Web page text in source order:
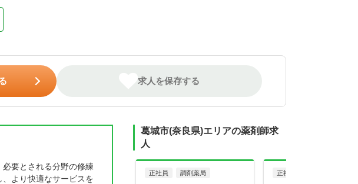
求人を保存する
要とされる分野の修練
より快適なサービスを
葛城市(奈良県)エリアの薬剤師求
人
正社員 調剤薬局 正社員